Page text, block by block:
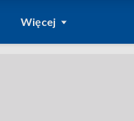
Więcej